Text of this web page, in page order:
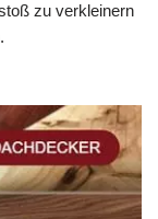
zu verkleinern